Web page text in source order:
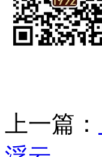
上一篇：